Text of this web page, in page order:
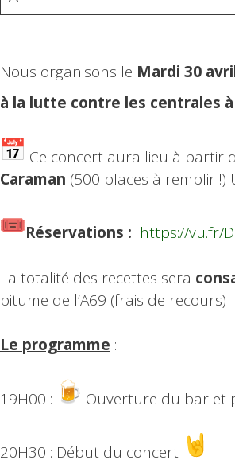
Nous organisons le Mardi 30
à la lutte contre les centrales à
Ce concert aura lieu à partir
Caraman (500 places à remplir
Réservations : https://vu.fr/
La totalité des recettes sera
bitume de l’A69 (frais de recours)
Le programme :
19H00 : Ouverture du bar et
20H30 : Début du concert